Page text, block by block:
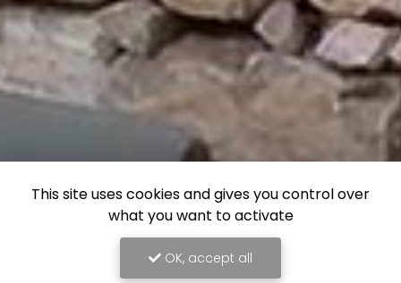
This site uses cookies and gives you control over
what you want to activate
OK, accept all